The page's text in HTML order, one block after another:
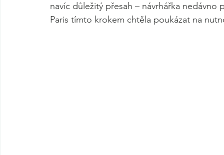
navíc důležitý přesah – návrhářka
Paris tímto krokem chtěla poukázat na